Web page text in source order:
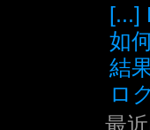
[...]
如
結
ロ
最